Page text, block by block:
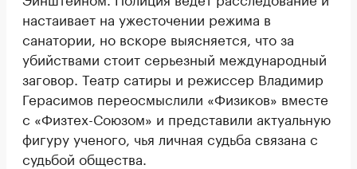
настаивает на ужесточении режима в
санатории, но вскоре выясняется, что за
убийствами стоит серьезный международный
заговор. Театр сатиры и режиссер Владимир
Герасимов переосмыслили «Физиков» вместе
с «Физтех-Союзом» и представили актуальную
фигуру ученого, чья личная судьба связана с
судьбой общества.